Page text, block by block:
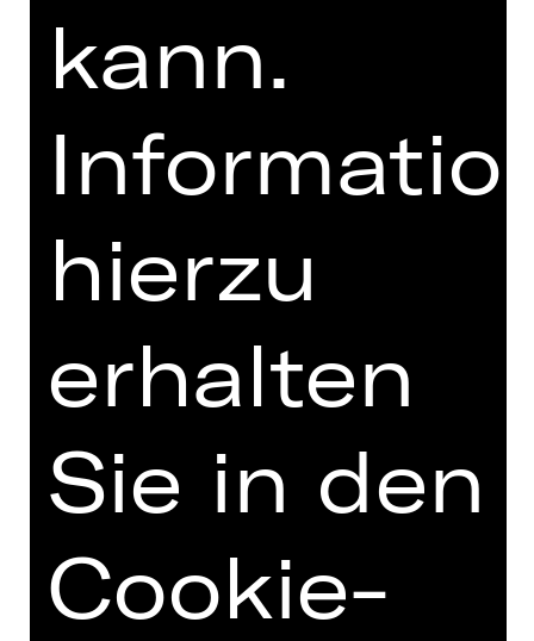
Ich bin mit denAbo-Bedingungen
einverstanden.
Datenschutzbestimmungen.
Hier sind 3 Wörter zu sehen.
fun dus p er et e
o t ha el
sc uspi
kann.
hierzu
erhalten
Sie in den
Cookie-